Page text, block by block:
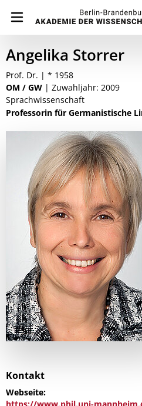
Angelika Storrer
Prof. Dr. | * 1958
OM / GW | Zuwahljahr: 2009
Sprachwissenschaft
Professorin für Germanistische
Kontakt
Webseite: